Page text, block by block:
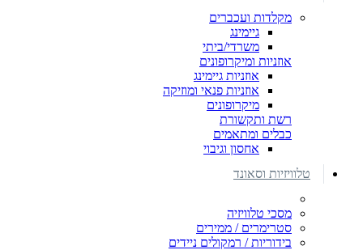
מקלדות ועכברים
גיימינג
משרדי/ביתי
אוזניות ומיקרופונים
אוזניות גיימינג
אוזניות פנאי ומוזיקה
מיקרופונים
רשת ותקשורת
כבלים ומתאמים
אחסון וגיבוי
טלוויזיות וסאונד
מסכי טלוויזיה
סטרימרים / ממירים
בידוריות / רמקולים ניידים